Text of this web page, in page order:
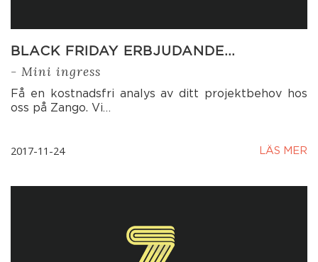
BLACK FRIDAY ERBJUDANDE…
- Mini ingress
Få en kostnadsfri analys av ditt projektbehov hos
oss på Zango. Vi…
2017-11-24 LÄS MER